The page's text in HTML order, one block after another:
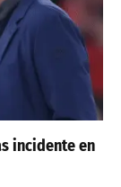
incidente en